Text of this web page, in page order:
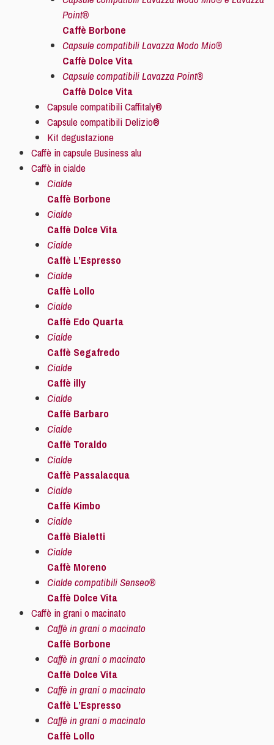
Point®
Caffè Borbone
Capsule compatibili Lavazza Modo Mio®
Caffè Dolce Vita
Capsule compatibili Lavazza Point®
Caffè Dolce Vita
Capsule compatibili Caffitaly®
Capsule compatibili Delizio®
Kit degustazione
Caffè in capsule Business alu
Caffè in cialde
Cialde
Caffè Borbone
Cialde
Caffè Dolce Vita
Cialde
Caffè L’Espresso
Cialde
Caffè Lollo
Cialde
Caffè Edo Quarta
Cialde
Caffè Segafredo
Cialde
Caffè illy
Cialde
Caffè Barbaro
Cialde
Caffè Toraldo
Cialde
Caffè Passalacqua
Cialde
Caffè Kimbo
Cialde
Caffè Bialetti
Cialde
Caffè Moreno
Cialde compatibili Senseo®
Caffè Dolce Vita
Caffè in grani o macinato
Caffè in grani o macinato
Caffè Borbone
Caffè in grani o macinato
Caffè Dolce Vita
Caffè in grani o macinato
Caffè L’Espresso
Caffè in grani o macinato
Caffè Lollo